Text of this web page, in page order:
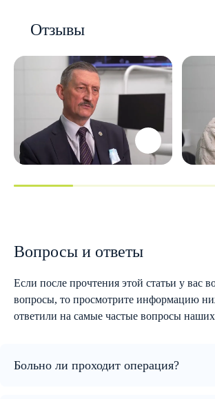
Отзывы
Вопросы и ответы
Если после прочтения этой статьи у вас
вопросы, то просмотрите информацию
ответили на самые частые вопросы
Больно ли проходит операция?